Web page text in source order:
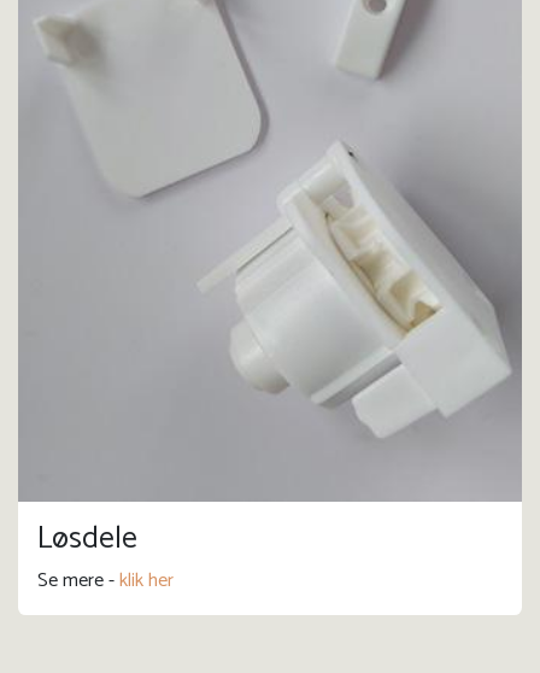
Løsdele
Se mere -klik her